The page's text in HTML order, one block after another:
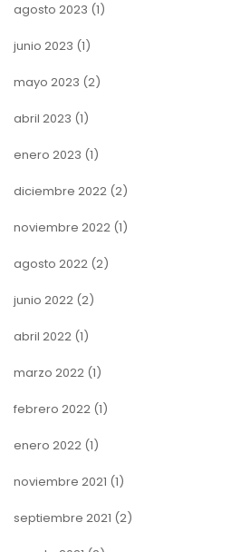
agosto 2023 (1)
junio 2023 (1)
mayo 2023 (2)
abril 2023 (1)
enero 2023 (1)
diciembre 2022 (2)
noviembre 2022 (1)
agosto 2022 (2)
junio 2022 (2)
abril 2022 (1)
marzo 2022 (1)
febrero 2022 (1)
enero 2022 (1)
noviembre 2021 (1)
septiembre 2021 (2)